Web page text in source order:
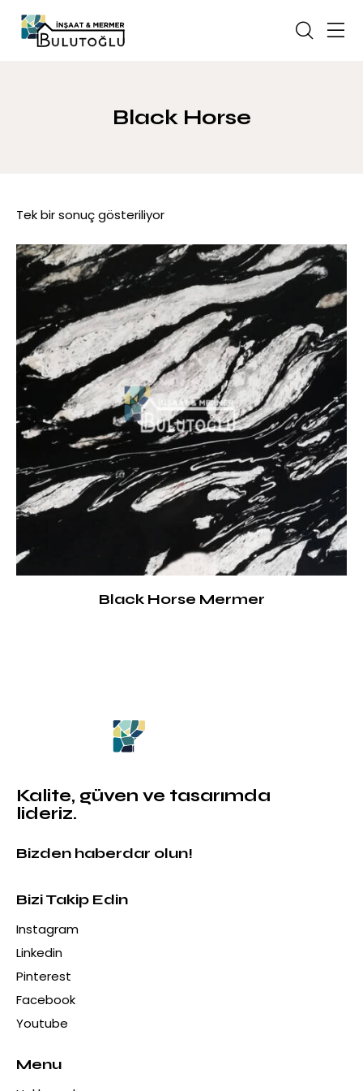
Black Horse
Tek bir sonuç gösteriliyor
Black Horse Mermer
Kalite, güven ve tasarımda
lideriz.
Bizden haberdar olun!
Bizi Takip Edin
Instagram
Linkedin
Pinterest
Facebook
Youtube
Menu